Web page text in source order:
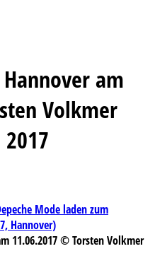
am
Volkmer
Mode laden zum
Hannover)
11.06.2017 © Torsten Volkmer